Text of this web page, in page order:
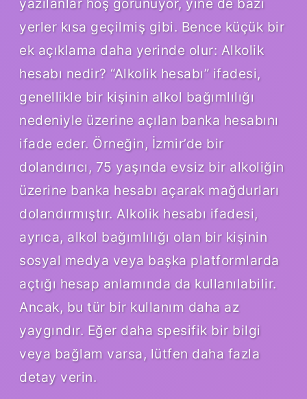
yazılanlar hoş görünüyor, yine de bazı
yerler kısa geçilmiş gibi. Bence küçük bir
ek açıklama daha yerinde olur: Alkolik
hesabı nedir? “Alkolik hesabı” ifadesi,
genellikle bir kişinin alkol bağımlılığı
nedeniyle üzerine açılan banka hesabını
ifade eder. Örneğin, İzmir’de bir
dolandırıcı, 75 yaşında evsiz bir alkoliğin
üzerine banka hesabı açarak mağdurları
dolandırmıştır. Alkolik hesabı ifadesi,
ayrıca, alkol bağımlılığı olan bir kişinin
sosyal medya veya başka platformlarda
açtığı hesap anlamında da kullanılabilir.
Ancak, bu tür bir kullanım daha az
yaygındır. Eğer daha spesifik bir bilgi
veya bağlam varsa, lütfen daha fazla
detay verin.